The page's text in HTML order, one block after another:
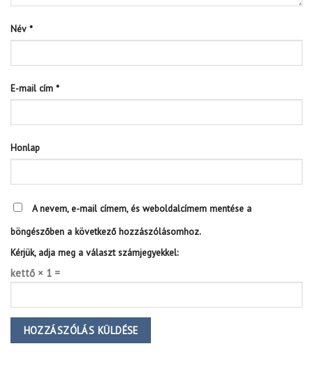
Név *
E-mail cím *
Honlap
A nevem, e-mail címem, és weboldalcímem mentése a
böngészőben a következő hozzászólásomhoz.
Kérjük, adja meg a választ számjegyekkel:
kettő × 1 =